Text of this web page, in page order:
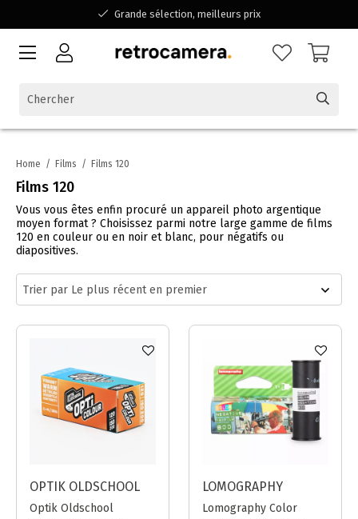
Grande sélection, meilleurs prix
Disponible pour toutes vos questions
Home / Films / Films 120
Films 120
Vous vous êtes enfin procuré un appareil photo argentique
moyen format ? Choisissez parmi notre large gamme de films
120 en couleur ou en noir et blanc, pour négatifs ou
diapositives.
OPTIK OLDSCHOOL
Optik Oldschool
LOMOGRAPHY
Lomography Color